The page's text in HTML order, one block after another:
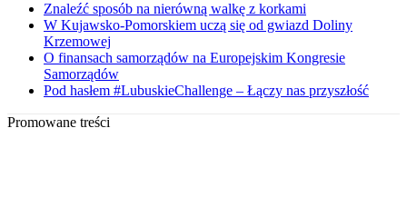
Znaleźć sposób na nierówną walkę z korkami
W Kujawsko-Pomorskiem uczą się od gwiazd Doliny
Krzemowej
O finansach samorządów na Europejskim Kongresie
Samorządów
Pod hasłem #LubuskieChallenge – Łączy nas przyszłość
Promowane treści